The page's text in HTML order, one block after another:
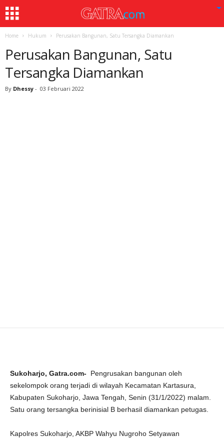
Home Hukum Perusakan Bangunan, Satu Tersangka Diamankan
Perusakan Bangunan, Satu
Tersangka Diamankan
By Dhessy - 03 Februari 2022
Sukoharjo, Gatra.com- Pengrusakan bangunan oleh
sekelompok orang terjadi di wilayah Kecamatan Kartasura,
Kabupaten Sukoharjo, Jawa Tengah, Senin (31/1/2022) malam.
Satu orang tersangka berinisial B berhasil diamankan petugas.
Kapolres Sukoharjo, AKBP Wahyu Nugroho Setyawan